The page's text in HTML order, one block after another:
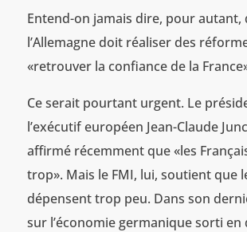
Entend-on jamais dire, pour autant,
l’Allemagne doit réaliser des
«retrouver la confiance de la
Ce serait pourtant urgent. Le
l’exécutif européen Jean-Claude
affirmé récemment que «les
trop». Mais le FMI, lui, soutient que
dépensent trop peu. Dans son
sur l’économie germanique sorti en